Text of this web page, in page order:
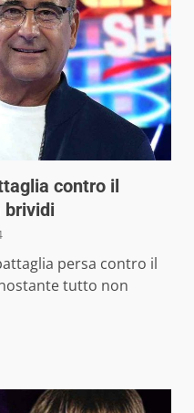
contro il
brividi
persa contro il
tutto non